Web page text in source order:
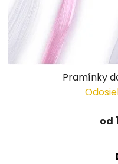
Pramínky
od